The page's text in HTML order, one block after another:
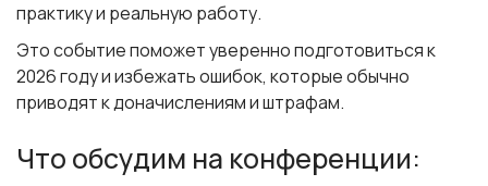
практику и реальную работу.
Это событие поможет уверенно подготовиться к
2026 году и избежать ошибок, которые обычно
приводят к доначислениям и штрафам.
Что обсудим на конференции: